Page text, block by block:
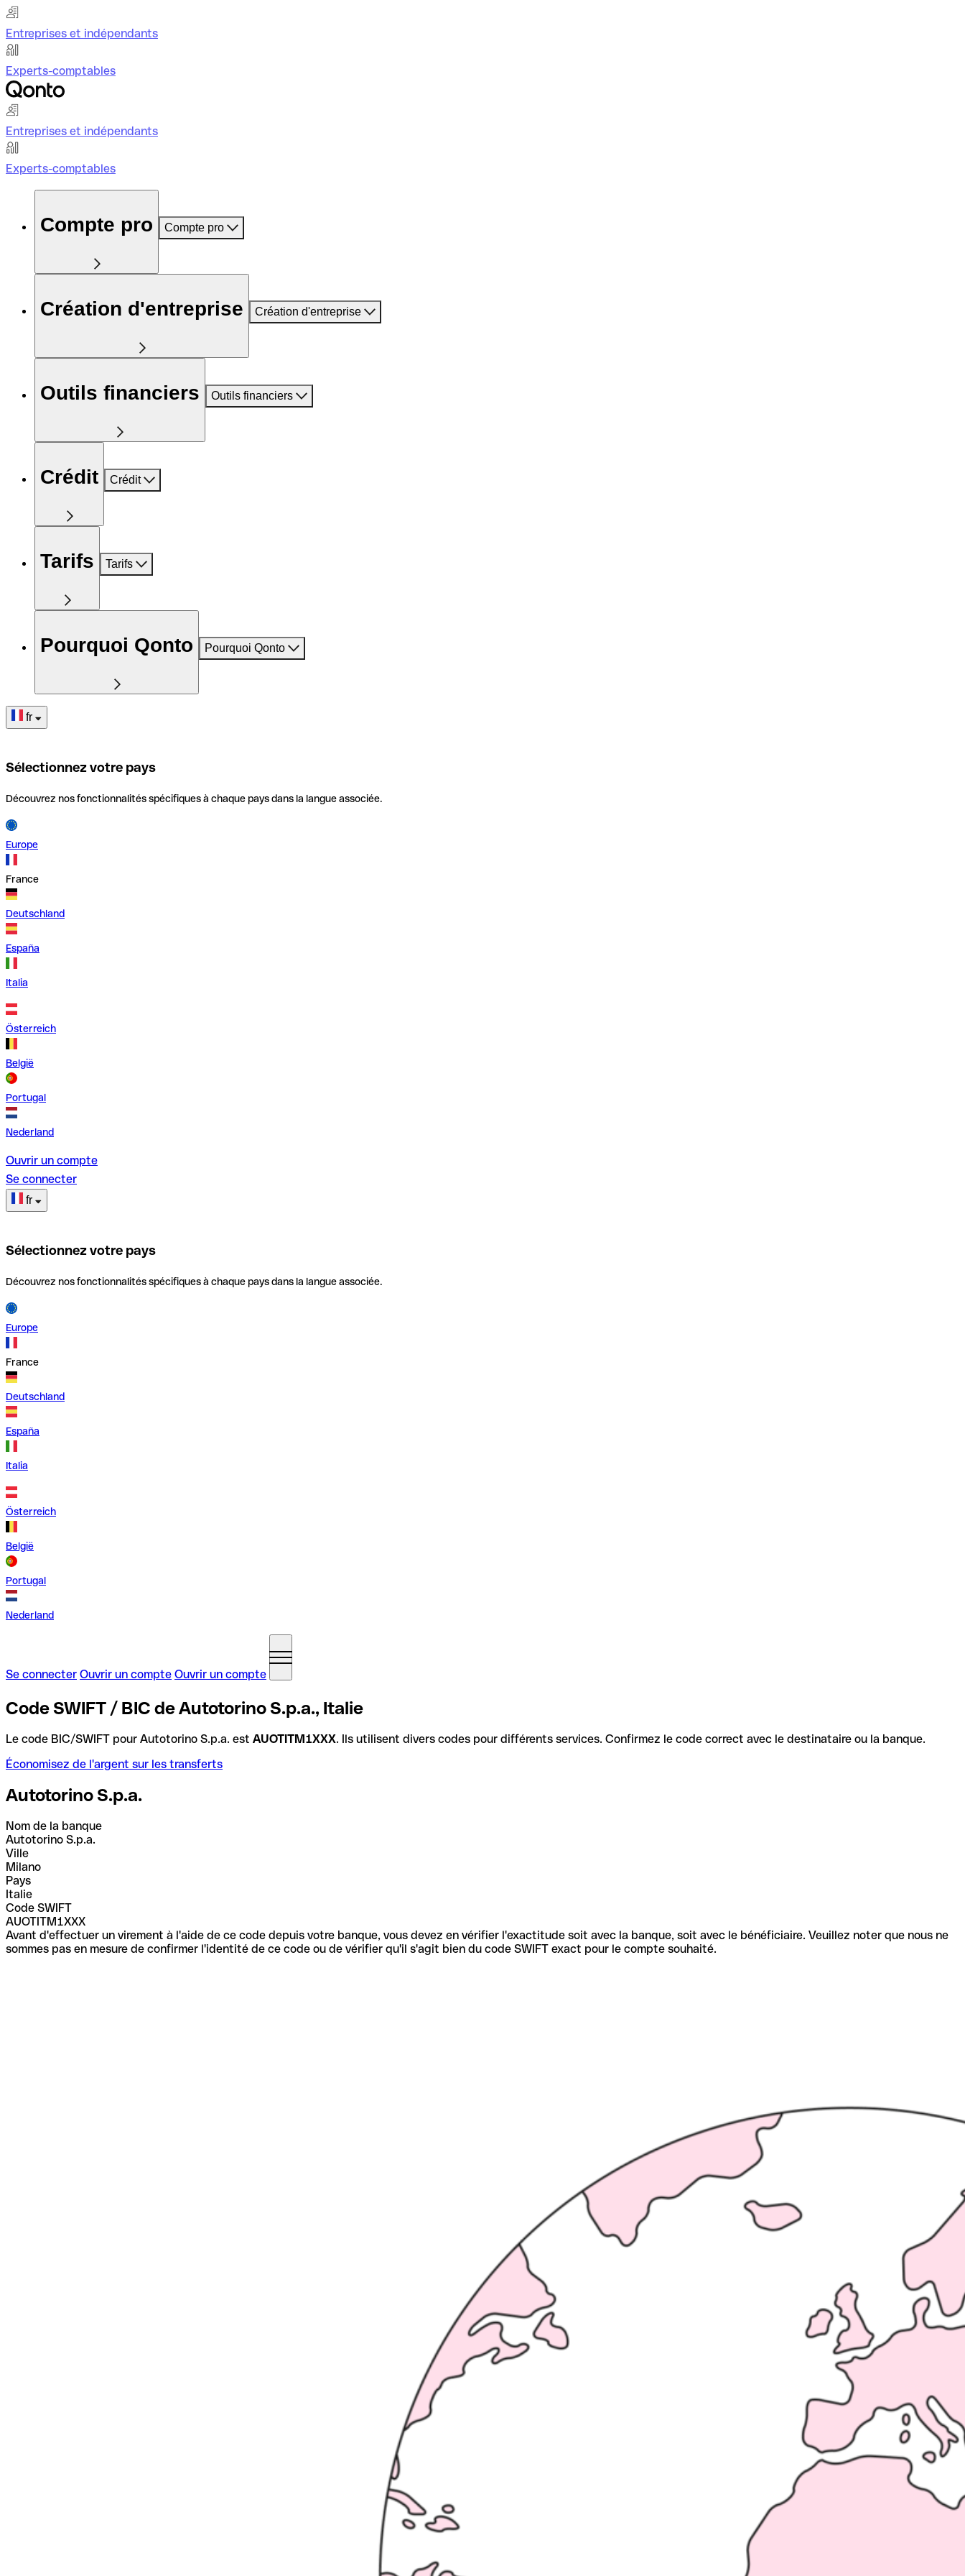
Entreprises et indépendants
Experts-comptables
Entreprises et indépendants
Experts-comptables
Compte pro Compte pro
Création d'entreprise Création d'entreprise
Outils financiers Outils financiers
Crédit Crédit
Tarifs Tarifs
Pourquoi Qonto Pourquoi Qonto
fr
Sélectionnez votre pays
Découvrez nos fonctionnalités spécifiques à chaque pays dans la langue associée.
Europe
France
Deutschland
España
Italia
Österreich
België
Portugal
Nederland
Ouvrir un compte
Se connecter
fr
Sélectionnez votre pays
Découvrez nos fonctionnalités spécifiques à chaque pays dans la langue associée.
Europe
France
Deutschland
España
Italia
Österreich
België
Portugal
Nederland
Se connecter Ouvrir un compte Ouvrir un compte
Code SWIFT / BIC de Autotorino S.p.a., Italie
Le code BIC/SWIFT pour Autotorino S.p.a. est AUOTITM1XXX. Ils utilisent divers codes pour différents services. Confirmez le code correct avec le destinataire ou la banque.
Économisez de l'argent sur les transferts
Autotorino S.p.a.
Nom de la banque
Autotorino S.p.a.
Ville
Milano
Pays
Italie
Code SWIFT
AUOTITM1XXX
Avant d'effectuer un virement à l'aide de ce code depuis votre banque, vous devez en vérifier l'exactitude soit avec la banque, soit avec le bénéficiaire. Veuillez noter que nous ne
sommes pas en mesure de confirmer l'identité de ce code ou de vérifier qu'il s'agit bien du code SWIFT exact pour le compte souhaité.